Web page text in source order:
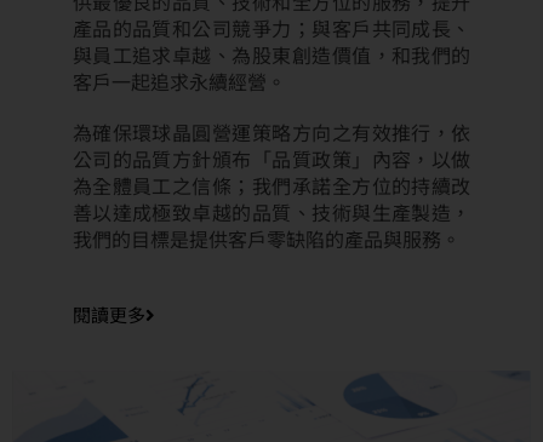
產品的品質和公司競爭力；與客戶共同成長、
與員工追求卓越、為股東創造價值，和我們的
客戶一起追求永續經營。
為確保環球晶圓營運策略方向之有效推行，依
公司的品質方針頒布「品質政策」內容，以做
為全體員工之信條；我們承諾全方位的持續改
善以達成極致卓越的品質、技術與生產製造，
我們的目標是提供客戶零缺陷的產品與服務。
閱讀更多